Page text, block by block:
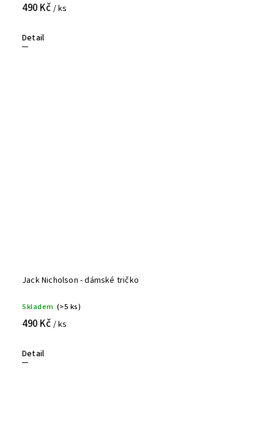
490 Kč / ks
Detail
Jack Nicholson - dámské tričko
Skladem (>5 ks)
490 Kč / ks
Detail